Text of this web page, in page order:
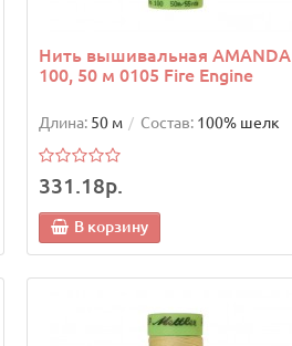
Нить вышивальная AMANDA
100, 50 м 0105 Fire Engine
Длина: 50 м Состав: 100% шелк
331.18р.
В корзину